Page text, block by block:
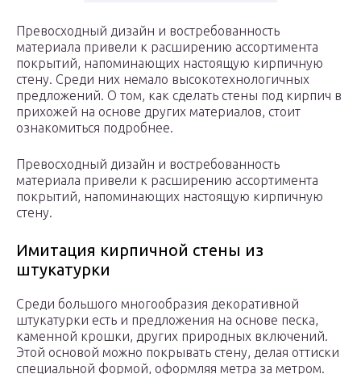
Превосходный дизайн и востребованность
материала привели к расширению ассортимента
покрытий, напоминающих настоящую кирпичную
стену. Среди них немало высокотехнологичных
предложений. О том, как сделать стены под кирпич в
прихожей на основе других материалов, стоит
ознакомиться подробнее.
Превосходный дизайн и востребованность
материала привели к расширению ассортимента
покрытий, напоминающих настоящую кирпичную
стену.
Имитация кирпичной стены из
штукатурки
Среди большого многообразия декоративной
штукатурки есть и предложения на основе песка,
каменной крошки, других природных включений.
Этой основой можно покрывать стену, делая оттиски
специальной формой, оформляя метра за метром.